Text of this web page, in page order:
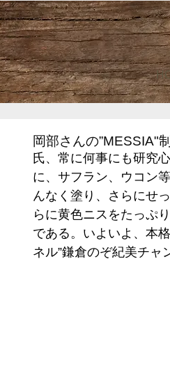
岡部さんの”MESSIA"
氏、常に何事にも研究
に、サフラン、ウコン
んなく塗り、さらにせ
らに黄色ニスをたっぷ
である。いよいよ、本
ネル”鎌倉のぞ紀美チャ